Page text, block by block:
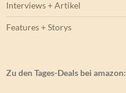
Interviews + Artikel
Features + Storys
Zu den Tages-Deals bei amazon: